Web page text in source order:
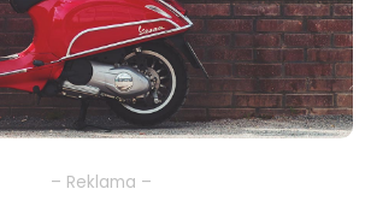
– Reklama –